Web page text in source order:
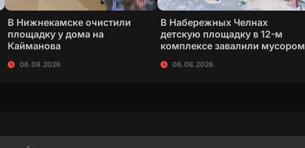
В Нижнекамске очистили
площадку у дома на
Кайманова
06.08.2026
В Набережных Челнах
детскую площадку в 12-м
комплексе завалили мусором
06.08.2026